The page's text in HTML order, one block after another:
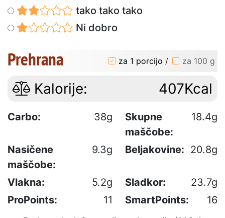
tako tako tako
Ni dobro
Prehrana za 1 porcijo / za 100 g
Kalorije: 407Kcal
Carbo: 38g
Skupne
maščobe:
18.4g
Nasičene
maščobe:
9.3g Beljakovine: 20.8g
Vlakna: 5.2g Sladkor:
23.7g
ProPoints:
11 SmartPoints: 16